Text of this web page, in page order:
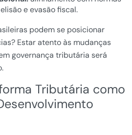
e evasão fiscal.
podem se posicionar
Estar atento às mudanças
governança tributária será
Tributária como